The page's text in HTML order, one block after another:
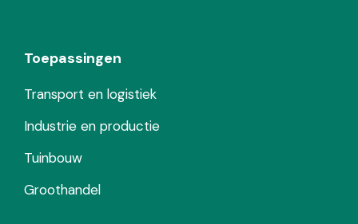
Toepassingen
Transport en logistiek
Industrie en productie
Tuinbouw
Groothandel